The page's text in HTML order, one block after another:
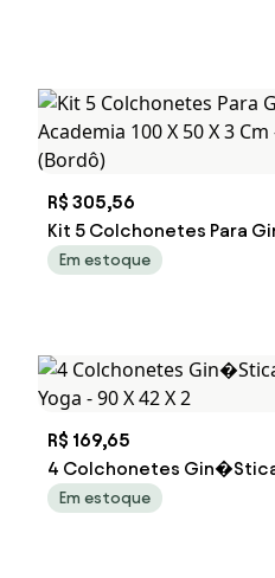
R$ 305,56
Kit 5 Colchonetes Para
Academia 100 X 50 X 3
Em estoque
R$ 169,65
4 Colchonetes
Yoga - 90 X 42 X 2
Em estoque